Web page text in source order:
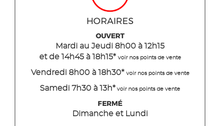
HORAIRES
OUVERT
Mardi au Jeudi 8h00 à 12h15
et de 14h45 à 18h15* voir nos points de vente
Vendredi 8h00 à 18h30* voir nos points de vente
Samedi 7h30 à 13h* voir nos points de vente
FERMÉ
Dimanche et Lundi